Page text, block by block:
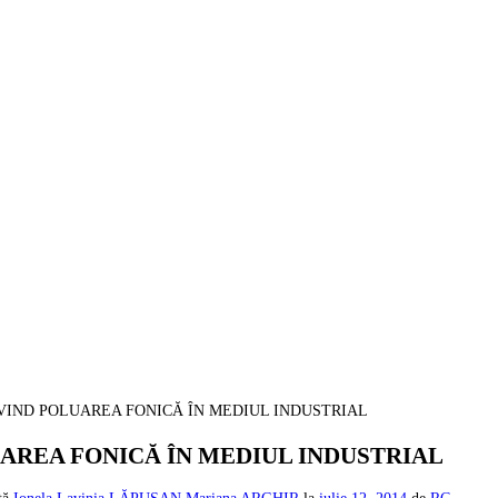
POLUAREA FONICĂ ÎN MEDIUL INDUSTRIAL
FONICĂ ÎN MEDIUL INDUSTRIAL